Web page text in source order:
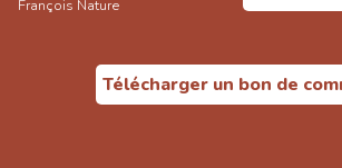
François Nature
Télécharger un bon de